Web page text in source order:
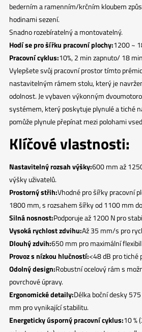
bederním a ramenním/krčním kloubem
hodinami sezení.
Snadno rozebíratelný a montovatelný.
Hodí se pro šířku pracovní plochy:1200 ~
Pracovní cyklus:10%, 2 min zapnuto/ 18
Vylepšete svůj pracovní prostor tímto
nastavitelným rámem stolu, který je
odolnost. Je vybaven výkonným
systémem, který poskytuje plynulé a tiché
pomůže plynule přepínat mezi polohami
Klíčové vlastnosti:
Nastavitelný rozsah výšky:600 mm až
výšky uživatelů.
Prostorný střih:Vhodné pro šířky pracovní
1800 mm, s rozsahem šířky od 1100 mm
Silná nosnost:Podporuje až 1200 N pro
Vysoká rychlost zdvihu:Až 35 mm/s pro
Dlouhý zdvih:650 mm pro maximální
Provoz s nízkou hlučností:<48 dB pro tiché
Odolný design:Robustní ocelový rám s
povrchové úpravy.
Ergonomické detaily:Délka boční desky
mm pro vynikající stabilitu.
Energeticky úsporný pracovní cyklus:10 %